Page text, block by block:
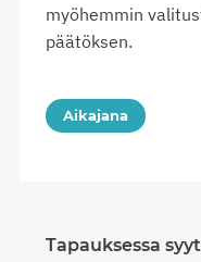
myöhemmin
päätöksen.
Aikajana
Tapauksessa